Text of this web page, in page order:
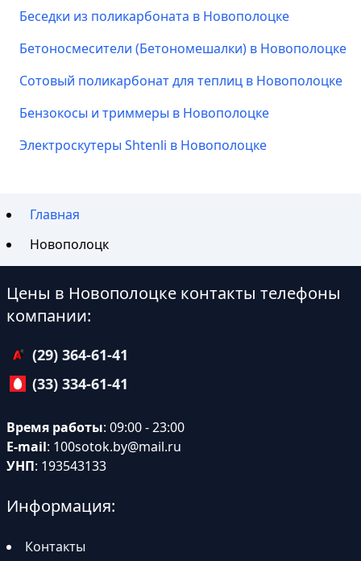
Беседки из поликарбоната в Новополоцке
Бетоносмесители (Бетономешалки) в Новополоцке
Сотовый поликарбонат для теплиц в Новополоцке
Бензокосы и триммеры в Новополоцке
Электроскутеры Shtenli в Новополоцке
Главная
Новополоцк
Цены в Новополоцке контакты телефоны
компании:
(29) 364-61-41
(33) 334-61-41
Время работы: 09:00 - 23:00
E-mail: 100sotok.by@mail.ru
УНП: 193543133
Информация:
Контакты